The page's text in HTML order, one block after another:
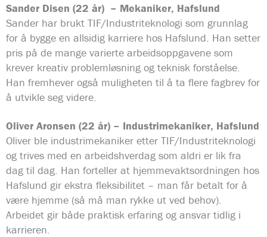
Sander Disen (22 år) – Mekaniker, Hafslund
Sander har brukt TIF/Industriteknologi som grunnlag
for å bygge en allsidig karriere hos Hafslund. Han setter
pris på de mange varierte arbeidsoppgavene som
krever kreativ problemløsning og teknisk forståelse.
Han fremhever også muligheten til å ta flere fagbrev for
å utvikle seg videre.
Oliver Aronsen (22 år) – Industrimekaniker, Hafslund
Oliver ble industrimekaniker etter TIF/Industriteknologi
og trives med en arbeidshverdag som aldri er lik fra
dag til dag. Han forteller at hjemmevaktsordningen hos
Hafslund gir ekstra fleksibilitet – man får betalt for å
være hjemme (så må man rykke ut ved behov).
Arbeidet gir både praktisk erfaring og ansvar tidlig i
karrieren.